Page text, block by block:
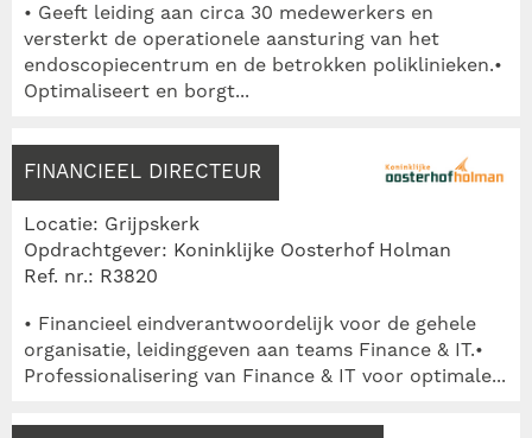
• Geeft leiding aan circa 30 medewerkers en
versterkt de operationele aansturing van het
endoscopiecentrum en de betrokken poliklinieken.•
Optimaliseert en borgt...
FINANCIEEL DIRECTEUR
Locatie: Grijpskerk
Opdrachtgever: Koninklijke Oosterhof Holman
Ref. nr.: R3820
• Financieel eindverantwoordelijk voor de gehele
organisatie, leidinggeven aan teams Finance & IT.•
Professionalisering van Finance & IT voor optimale...